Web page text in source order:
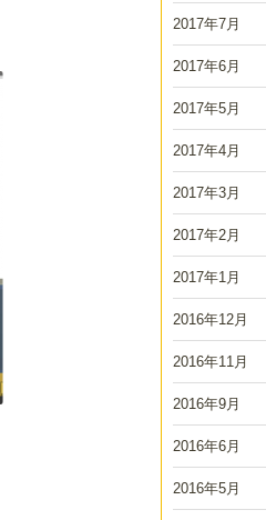
2017年7月
2017年6月
2017年5月
2017年4月
2017年3月
2017年2月
2017年1月
2016年12月
2016年11月
2016年9月
2016年6月
2016年5月